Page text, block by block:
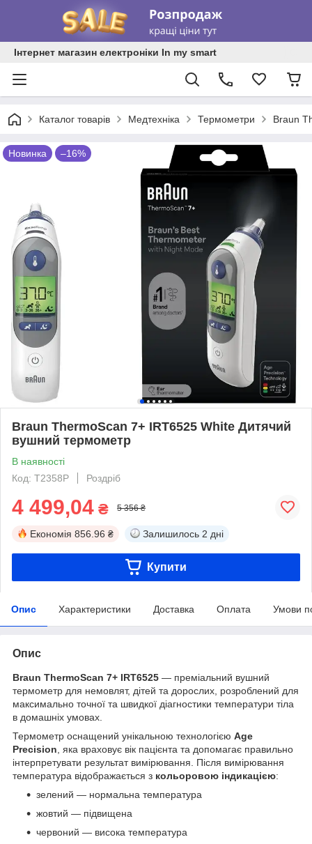
Інтернет магазин електроніки In my smart
Каталог товарів Медтехніка Термометри Braun
Новинка –16%
Braun ThermoScan 7+ IRT6525 White Дитячий
вушний термометр
В наявності
Код: T2358P
Роздріб
4 499,04 ₴ 5 356 ₴
Економія 856.96 ₴ Залишилось 2 дні
Купити
Опис Характеристики Доставка Оплата Умови
Опис
Braun ThermoScan 7+ IRT6525 — преміальний вушний
термометр для немовлят, дітей та дорослих, розроблений для
максимально точної та швидкої діагностики температури тіла
в домашніх умовах.
Термометр оснащений унікальною технологією Age
Precision , яка враховує вік пацієнта та допомагає правильно
інтерпретувати результат вимірювання. Після вимірювання
температура відображається з кольоровою індикацією:
зелений — нормальна температура
жовтий — підвищена
червоний — висока температура